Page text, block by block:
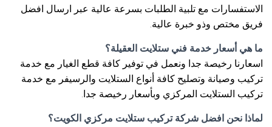
الاستفسارات مع تلبية الطلبات بسرعة عالية عبر ارسال افضل
فريق مختص وذو خبرة عالية.
ما هي أسعار خدمة فني ستلايت العقيلة؟
اسعارنا رخيصة جدا ونعمل في توفير كافة قطع الغيار مع خدمة
تركيب وصيانة وتصليح كافة أنواع الستلايت والرسيفر مع خدمة
تركيب الستلايت المركزي وبأسعار رخيصة جدا.
لماذا نحن افضل شركة تركيب ستلايت مركزي الكويت؟